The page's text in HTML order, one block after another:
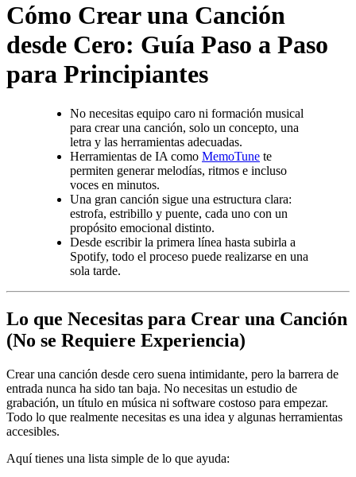
Cómo Crear una Canción
desde Cero: Guía Paso a Paso
para Principiantes
No necesitas equipo caro ni formación musical
para crear una canción, solo un concepto, una
letra y las herramientas adecuadas.
Herramientas de IA como MemoTune te
permiten generar melodías, ritmos e incluso
voces en minutos.
Una gran canción sigue una estructura clara:
estrofa, estribillo y puente, cada uno con un
propósito emocional distinto.
Desde escribir la primera línea hasta subirla a
Spotify, todo el proceso puede realizarse en una
sola tarde.
Lo que Necesitas para Crear una Canción
(No se Requiere Experiencia)
Crear una canción desde cero suena intimidante, pero la barrera de
entrada nunca ha sido tan baja. No necesitas un estudio de
grabación, un título en música ni software costoso para empezar.
Todo lo que realmente necesitas es una idea y algunas herramientas
accesibles.
Aquí tienes una lista simple de lo que ayuda: